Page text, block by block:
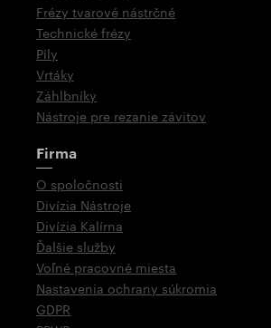
Frézy tvarové nástrčné
Technické frézy
Píly
Vrtáky
Záhlbníky
Nástroje pre rezanie závitov
Firma
O spoločnosti
Divízia Nástroje
Divízia Kalírna
Ďalšie služby
Voľné pracovné miesta
Nastavenia ochrany súkromia
GDPR